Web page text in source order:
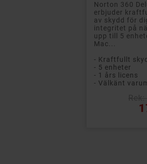
Norton 360
erbjuder
av skydd för
integritet på
upp till 5
Mac...
- Kraftfullt
- 5 enheter
- 1 års licens
- Välkänt